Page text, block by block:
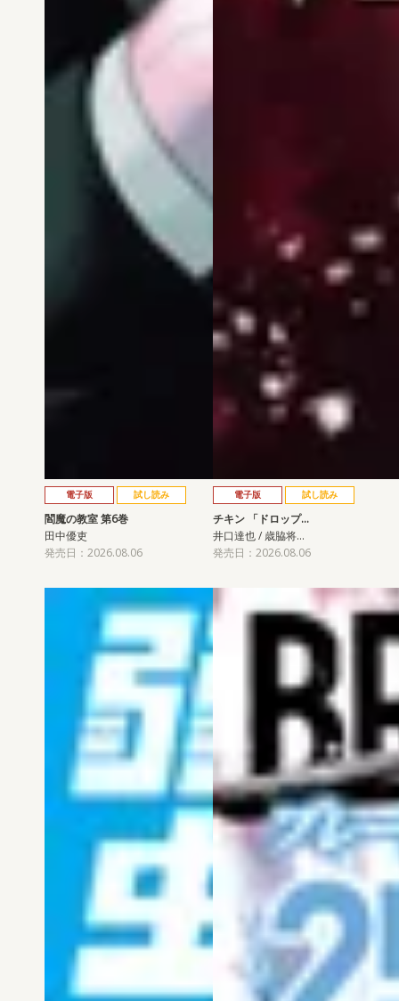
電子版 試し読み
閻魔の教室 第6巻
田中優吏
発売日：2026.08.06
電子版 試し読み
チキン 「ドロップ…
井口達也 / 歳脇将…
発売日：2026.08.06